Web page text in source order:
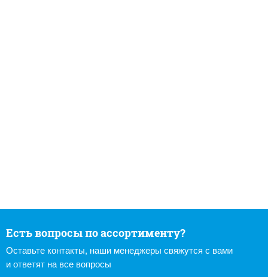
Есть вопросы по ассортименту?
Оставьте контакты, наши менеджеры свяжутся с вами
и ответят на все вопросы